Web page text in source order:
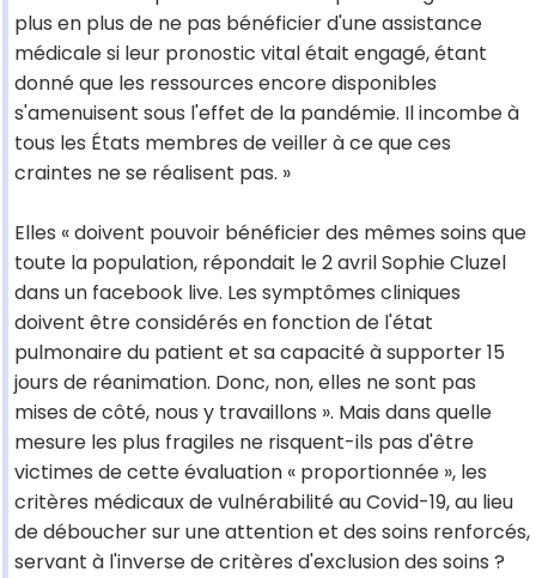
plus en plus de ne pas bénéficier d'une assistance
médicale si leur pronostic vital était engagé, étant
donné que les ressources encore disponibles
s'amenuisent sous l'effet de la pandémie. Il incombe à
tous les États membres de veiller à ce que ces
craintes ne se réalisent pas. »
Elles « doivent pouvoir bénéficier des mêmes soins que
toute la population, répondait le 2 avril Sophie Cluzel
dans un facebook live. Les symptômes cliniques
doivent être considérés en fonction de l'état
pulmonaire du patient et sa capacité à supporter 15
jours de réanimation. Donc, non, elles ne sont pas
mises de côté, nous y travaillons ». Mais dans quelle
mesure les plus fragiles ne risquent-ils pas d'être
victimes de cette évaluation « proportionnée », les
critères médicaux de vulnérabilité au Covid-19, au lieu
de déboucher sur une attention et des soins renforcés,
servant à l'inverse de critères d'exclusion des soins ?